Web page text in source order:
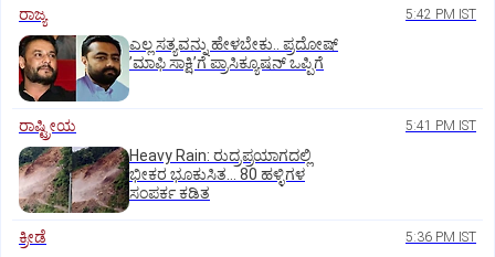
ರಾಜ್ಯ 5:42 PM IST
ಎಲ್ಲ ಸತ್ಯವನ್ನು ಹೇಳಬೇಕು.. ಪ್ರದೋಷ್‌
ʼಮಾಫಿ ಸಾಕ್ಷಿʼಗೆ ಪ್ರಾಸಿಕ್ಯೂಷನ್ ಒಪ್ಪಿಗೆ
ರಾಷ್ಟ್ರೀಯ 5:41 PM IST
Heavy Rain: ರುದ್ರಪ್ರಯಾಗದಲ್ಲಿ
ಭೀಕರ ಭೂಕುಸಿತ... 80 ಹಳ್ಳಿಗಳ
ಸಂಪರ್ಕ ಕಡಿತ
ಕ್ರೀಡೆ 5:36 PM IST